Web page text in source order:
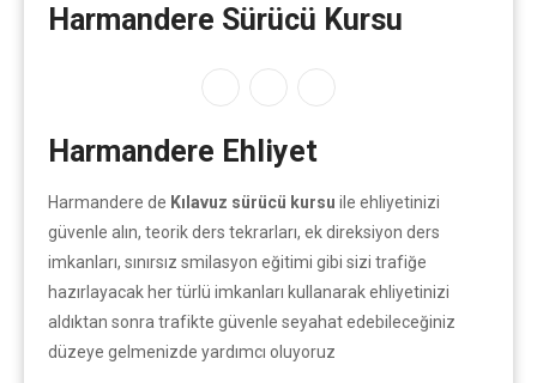
Harmandere Sürücü Kursu
Harmandere Ehliyet
Harmandere de Kılavuz sürücü kursu ile ehliyetinizi
güvenle alın, teorik ders tekrarları, ek direksiyon ders
imkanları, sınırsız smilasyon eğitimi gibi sizi trafiğe
hazırlayacak her türlü imkanları kullanarak ehliyetinizi
aldıktan sonra trafikte güvenle seyahat edebileceğiniz
düzeye gelmenizde yardımcı oluyoruz